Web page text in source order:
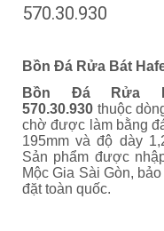
570.30.930
Bồn Đá Rửa Bát
Bồn Đá Rửa
570.30.930 thuộc
chờ được làm bằng
195mm và độ dày
Sản phẩm được
Mộc Gia Sài Gòn,
đặt toàn quốc.